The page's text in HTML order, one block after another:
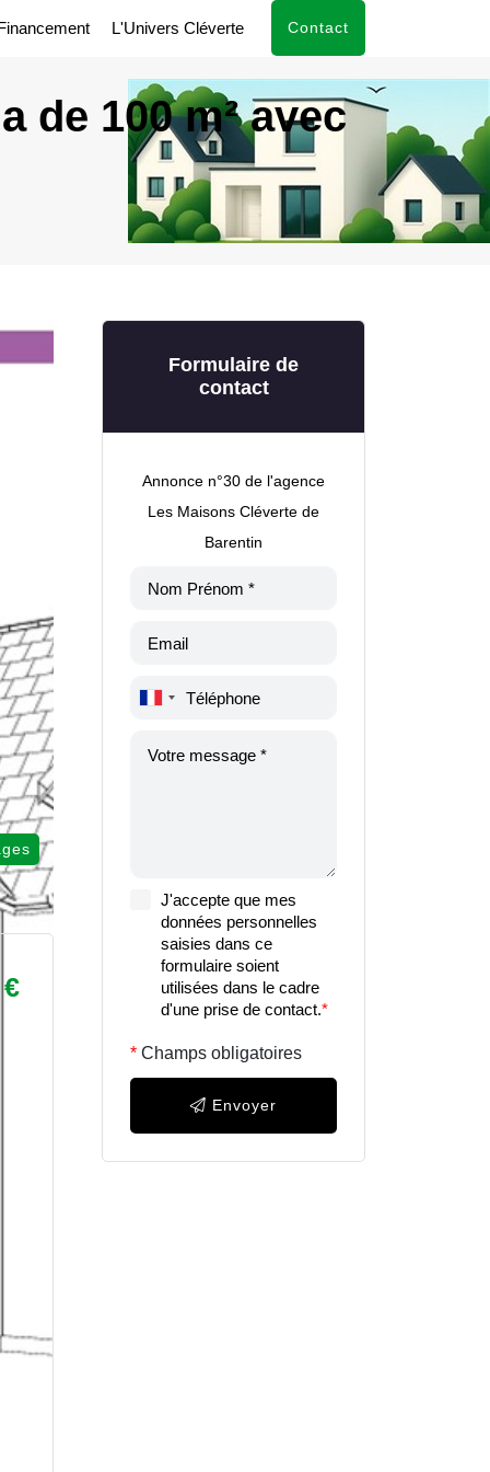
L'Univers Cléverte Contact
de 100 m² avec
Formulaire de
contact
Annonce n°30 de l'agence
Les Maisons Cléverte de
Barentin
J'accepte que mes
données personnelles
saisies dans ce
formulaire soient
utilisées dans le cadre
d'une prise de contact.*
Champs obligatoires
Envoyer